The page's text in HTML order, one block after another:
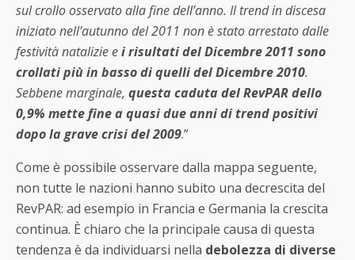
sul crollo osservato alla fine dell’anno. Il trend in discesa
iniziato nell’autunno del 2011 non è stato arrestato dalle
festività natalizie ei risultati del Dicembre 2011 sono
crollati più in basso di quelli del Dicembre 2010.
Sebbene marginale, questa caduta del RevPAR dello
0,9% mette fine a quasi due anni di trend positivi
dopo la grave crisi del 2009.”
Come è possibile osservare dalla mappa seguente,
non tutte le nazioni hanno subito una decrescita del
RevPAR: ad esempio in Francia e Germania la crescita
continua. È chiaro che la principale causa di questa
tendenza è da individuarsi nella debolezza di diverse